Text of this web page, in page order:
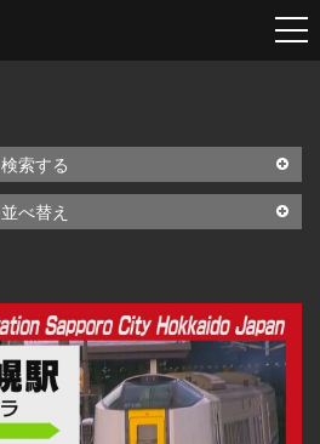
検索する
並べ替え